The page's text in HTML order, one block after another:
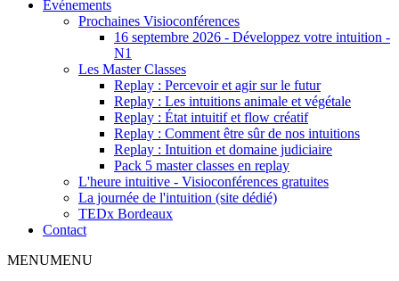
Evénements
Prochaines Visioconférences
16 septembre 2026 - Développez votre intuition -
N1
Les Master Classes
Replay : Percevoir et agir sur le futur
Replay : Les intuitions animale et végétale
Replay : État intuitif et flow créatif
Replay : Comment être sûr de nos intuitions
Replay : Intuition et domaine judiciaire
Pack 5 master classes en replay
L'heure intuitive - Visioconférences gratuites
La journée de l'intuition (site dédié)
TEDx Bordeaux
Contact
MENUMENU